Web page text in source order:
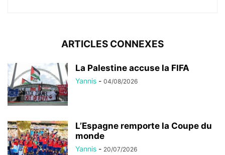
ARTICLES CONNEXES
La Palestine accuse la FIFA
Yannis - 04/08/2026
L’Espagne remporte la Coupe du
monde
Yannis - 20/07/2026